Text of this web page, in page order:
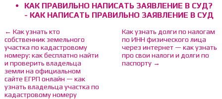
КАК ПРАВИЛЬНО НАПИСАТЬ ЗАЯВЛЕНИЕ В СУД?
- КАК НАПИСАТЬ ПРАВИЛЬНО ЗАЯВЛЕНИЕ В СУД
← Как узнать кто
собственник земельного
участка по кадастровому
номеру: как бесплатно найти
и проверить владельца
земли на официальном
сайте ЕГРП онлайн — как
узнать владельца участка по
кадастровому номеру
Как узнать долги по налогам
по ИНН физического лица
через интернет — как узнать
про свои налоги и долги по
паспорту →